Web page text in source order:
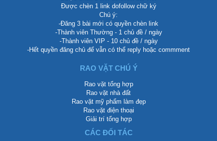
Được chèn 1 link dofollow chữ ký
Chú ý:
-Đăng 3 bài mới có quyền chèn link
-Thành viên Thường - 1 chủ đề / ngày
-Thành viên VIP - 10 chủ đề / ngày
-Hết quyền đăng chủ để vẫn có thể reply hoặc commment
RAO VẶT CHÚ Ý
Rao vặt tổng hợp
Rao vặt nhà đất
Rao vặt mỹ phẩm làm đẹp
Rao vặt điện thoại
Giải trí tổng hợp
CÁC ĐỐI TÁC